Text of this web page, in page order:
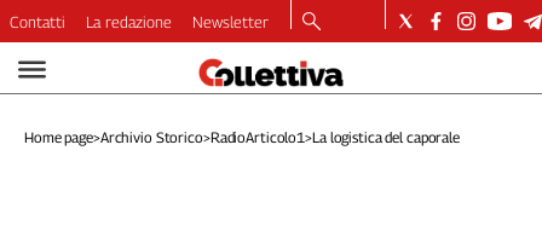
Video
Dirette
Contatti La redazione Newsletter
Home page>Archivio Storico>RadioArticolo1>La logistica del caporale